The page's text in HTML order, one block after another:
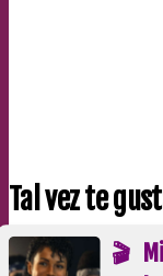
Tal vez te
🎬